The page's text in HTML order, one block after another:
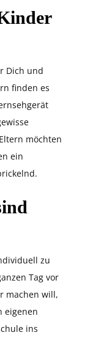
Dich und
finden es
möchten
ein
zu
Tag vor
machen will,
eigenen
ins